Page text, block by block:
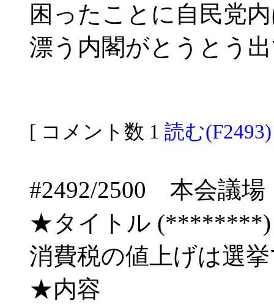
困ったことに自民党
漂う内閣がとうとう
[ コメント数 1 読む(F2493)
#2492/2500 本会
★タイトル (********)
消費税の値上げは選
★内容